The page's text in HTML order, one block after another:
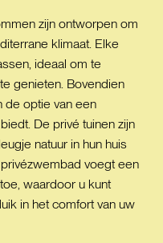
zijn ontworpen om
klimaat. Elke
ideaal om te
genieten. Bovendien
de optie van een
De privé tuinen zijn
natuur in hun huis
voegt een
waardoor u kunt
in het comfort van uw